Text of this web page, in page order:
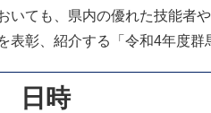
いても、県内の優れた技能者
表彰、紹介する「令和4年度群
日時